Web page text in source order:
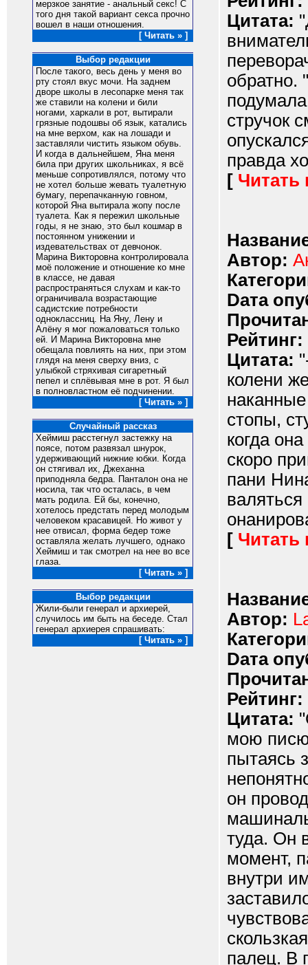
мерзкое занятие - анальный секс! С
того дня такой вариант секса прочно
вошел в наши отношения.
[ Читать » ]
Выбор редакции
После такого, весь день у меня во
рту стоял вкус мочи. На заднем
дворе школы в лесопарке меня так
же ставили на колени и били
ногами, харкали в рот, вытирали
грязные подошвы об язык, катались
на мне верхом, как на лошади и
заставляли чистить языком обувь.
И когда в дальнейшем, Яна меня
била при других школьниках, я всё
меньше сопротивлялся, потому что
не хотел больше жевать туалетную
бумагу, перепачканную говном,
которой Яна вытирала жопу после
туалета. Как я пережил школьные
годы, я не знаю, это был кошмар в
постоянном унижении и
издевательствах от девчонок.
Марина Викторовна контролировала
моё положение и отношение ко мне
в классе, не давая
распространяться слухам и как-то
ограничивала возрастающие
садистские потребности
одноклассниц. На Яну, Лену и
Алёну я мог пожаловаться только
ей. И Марина Викторовна мне
обещала повлиять на них, при этом
глядя на меня сверху вниз, с
улыбкой стряхивая сигаретный
пепел и сплёвывая мне в рот. Я был
в полновластном её подчинении.
[ Читать » ]
Случайный рассказ
Хеймиш расстегнул застежку на
поясе, потом развязал шнурок,
удерживающий нижние юбки. Когда
он стягивал их, Джеханна
приподняла бедра. Панталон она не
носила, так что осталась, в чем
мать родила. Ей бы, конечно,
хотелось предстать перед молодым
человеком красавицей. Но живот у
нее отвисал, форма бедер тоже
оставляла желать лучшего, однако
Хеймиш и так смотрел на нее во все
глаза.
[ Читать » ]
Выбор редакции
Жили-были генерал и архиерей,
случилось им быть на беседе. Стал
генерал архиерея спрашивать:
[ Читать » ]
Цитата:
обратно.
стручок
правда
[ Читать
Автор:
Dата
Рейтинг:
Цитата:
колени
стопы,
когда
скоро
пани
[ Читать
Автор:
Dата
Рейтинг:
Цитата:
мою писю
пытаясь
он
туда. Он
момент,
внутри
палец. В